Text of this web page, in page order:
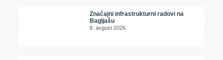
Značajni infrastrukturni radovi na
Bagljašu
8. avgust 2026.